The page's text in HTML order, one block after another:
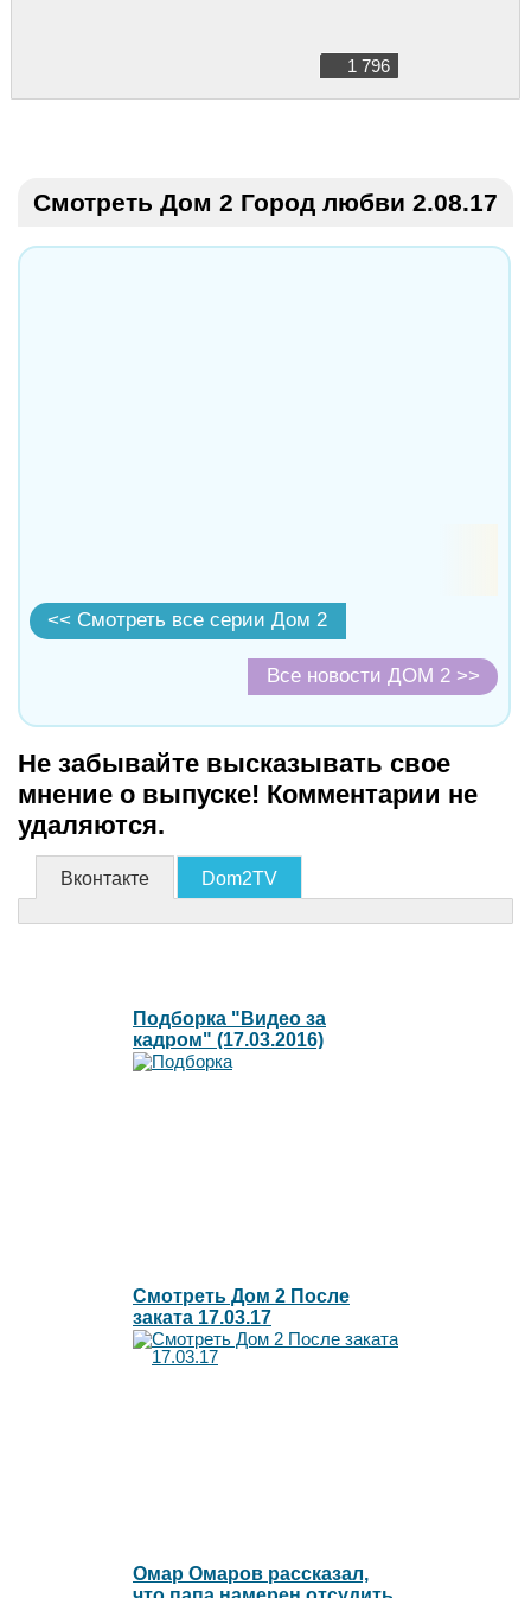
1 796
Смотреть Дом 2 Город любви 2.08.17
<< Смотреть все серии Дом 2
Все новости ДОМ 2 >>
Не забывайте высказывать свое
мнение о выпуске! Комментарии не
удаляются.
Вконтакте Dom2TV
Подборка "Видео за
кадром" (17.03.2016)
Смотреть Дом 2 После
заката 17.03.17
Омар Омаров рассказал,